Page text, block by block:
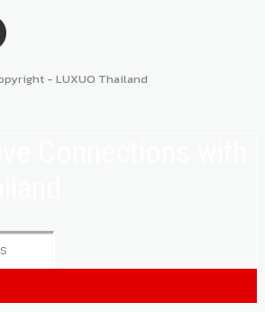
- LUXUO Thailand